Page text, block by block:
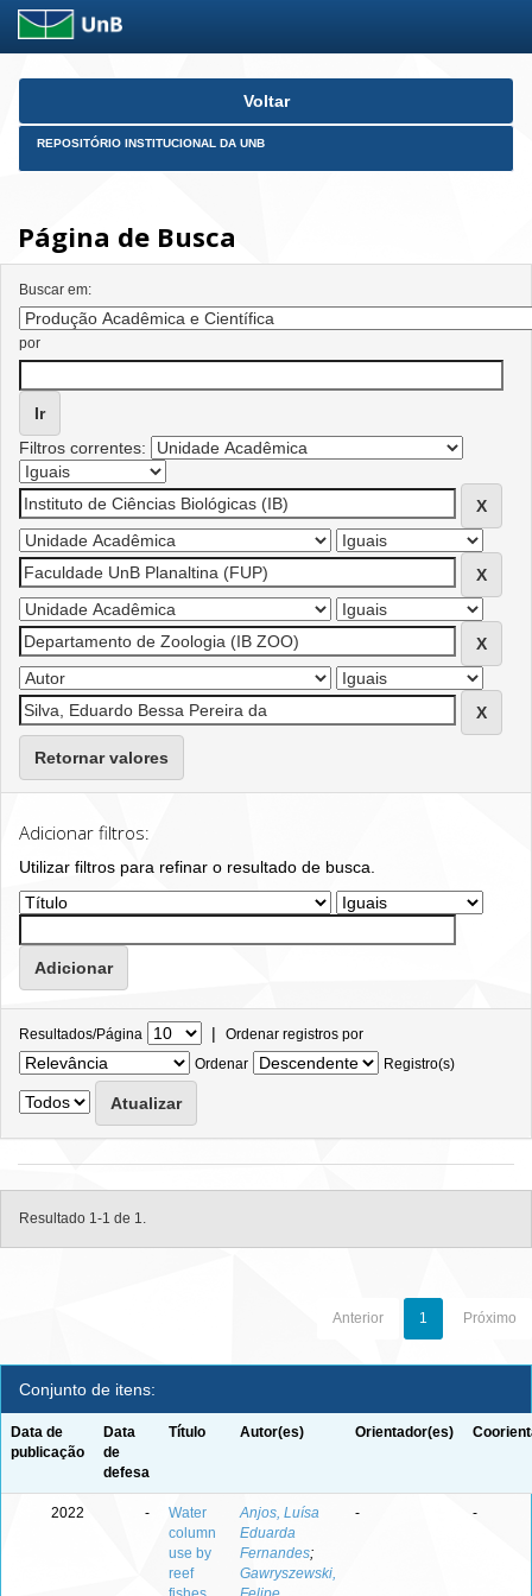
Skip
Voltar
REPOSITÓRIO INSTITUCIONAL DA UNB
Página de Busca
Buscar em:
por
Filtros correntes:
Retornar valores
Adicionar filtros:
Utilizar filtros para refinar o resultado de busca.
Resultados/Página | Ordenar registros por
Ordenar
Registro(s)
Resultado 1-1 de 1.
Anterior 1 Próximo
Conjunto de itens:
Data de
publicação
Data
de
defesa
Título Autor(es) Orientador(es)
2022 -
Water
column
use by
reef
Anjos, Luísa
Eduarda
Fernandes;
Gawryszewski,
- -